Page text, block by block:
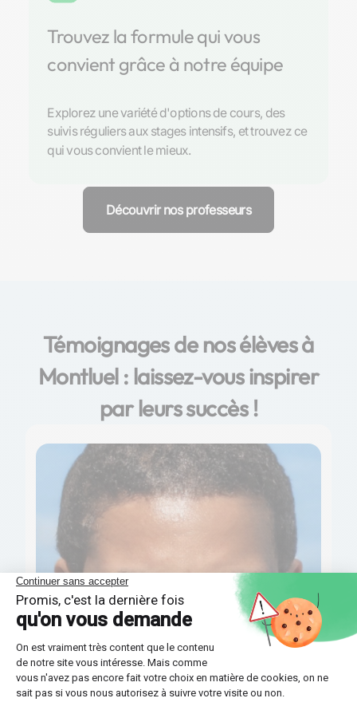
Trouvez la formule qui vous
convient grâce à notre équipe
Explorez une variété d'options de cours, des
suivis réguliers aux stages intensifs, et trouvez ce
qui vous convient le mieux.
Découvrir nos professeurs
Témoignages de nos élèves à
Montluel : laissez-vous inspirer
par leurs succès !